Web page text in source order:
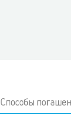
Способы